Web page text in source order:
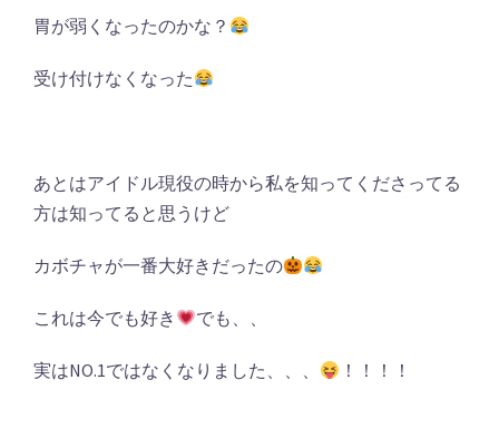
胃が弱くなったのかな？
受け付けなくなった
あとはアイドル現役の時から私を知ってくださってる
方は知ってると思うけど
カボチャが一番大好きだったの
これは今でも好き でも、、
実はNO.1ではなくなりました、、、 ！！！！